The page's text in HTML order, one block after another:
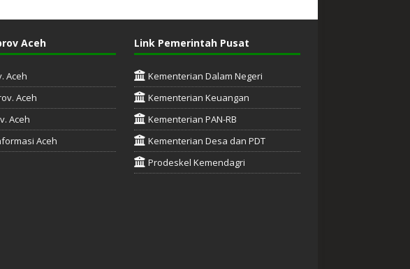
Aceh
Aceh
Aceh
Aceh
Aceh
Link Pemerintah Pusat
Kementerian Dalam Negeri
Kementerian Keuangan
Kementerian PAN-RB
Kementerian Desa dan PDT
Prodeskel Kemendagri